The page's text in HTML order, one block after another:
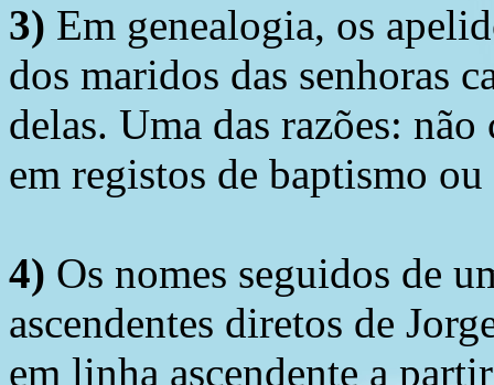
3) Em genealogia, os
dos maridos das senhoras
delas. Uma das razões:
em registos de baptismo
4) Os nomes seguidos de
ascendentes diretos de
em linha ascendente a